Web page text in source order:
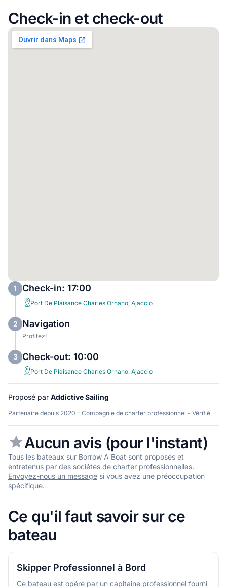
Check-in et check-out
1 Check-in: 17:00
Port De Plaisance Charles Ornano, Ajaccio
2 Navigation
Profitez!
3 Check-out: 10:00
Port De Plaisance Charles Ornano, Ajaccio
Proposé par Addictive Sailing
Partenaire depuis 2020 - Compagnie de charter professionnel - Vérifié
Aucun avis (pour l'instant)
Tous les bateaux sur Borrow A Boat sont proposés et
entretenus par des sociétés de charter professionnelles.
Envoyez-nous un message si vous avez une préoccupation
spécifique.
Ce qu'il faut savoir sur ce
bateau
Skipper Professionnel à Bord
Ce bateau est opéré par un capitaine professionnel fourni